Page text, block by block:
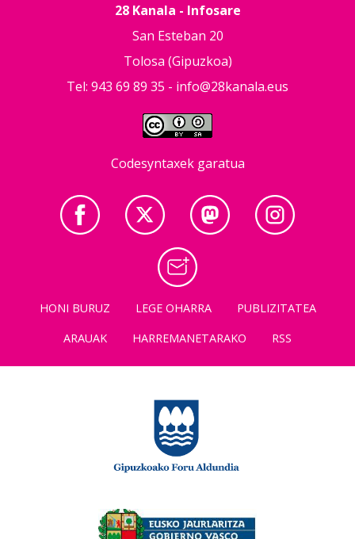
28 Kanala - Infosare
San Esteban 20
Tolosa (Gipuzkoa)
Tel: 943 69 89 35 - info@28kanala.eus
Codesyntaxek garatua
HONI BURUZ LEGE OHARRA
PUBLIZITATEA
ARAUAK
HARREMANETARAKO RSS